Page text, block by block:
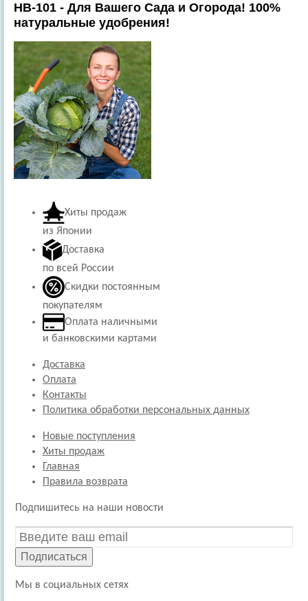
HB-101 - Для Вашего Сада и Огорода! 100%
натуральные удобрения!
Хиты продаж
из Японии
Доставка
по всей России
Скидки постоянным
покупателям
Оплата наличными
и банковскими картами
Доставка
Оплата
Контакты
Политика обработки персональных данных
Новые поступления
Хиты продаж
Главная
Правила возврата
Подпишитесь на наши новости
Подписаться
Мы в социальных сетях